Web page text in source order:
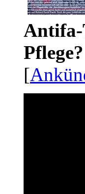
Antifa-
Pflege?
[